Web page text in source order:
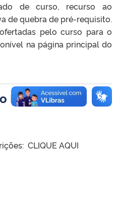
de curso, recurso ao
de quebra de pré-requisito.
pelo curso para o
na página principal do
IC – Lab.
CLIQUE AQUI